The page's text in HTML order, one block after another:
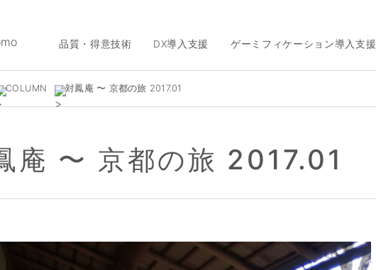
品質・得意技術 DX導入支援 ゲーミフィケーション導入支援
COLUMN 対鳳庵 〜 京都の旅 2017.01
庵 〜 京都の旅 2017.01